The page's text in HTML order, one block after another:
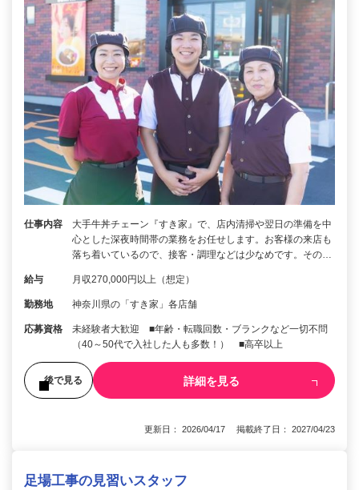
仕事内容
大手牛丼チェーン『すき家』で、店内清掃や翌日の準備を中
心とした深夜時間帯の業務をお任せします。お客様の来店も
落ち着いているので、接客・調理などは少なめです。その…
給与 月収270,000円以上（想定）
勤務地 神奈川県の「すき家」各店舗
応募資格
未経験者大歓迎 ■年齢・転職回数・ブランクなど一切不問
（40～50代で入社した人も多数！） ■高卒以上
後で見る 詳細を見る
更新日： 2026/04/17 掲載終了日： 2027/04/23
足場工事の見習いスタッフ